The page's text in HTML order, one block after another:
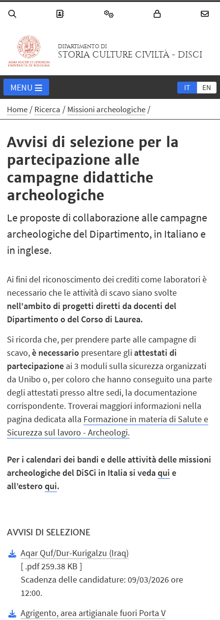
DIPARTIMENTO DI
STORIA CULTURE CIVILTÀ - DISCI
IT EN
MENU
Home Ricerca Missioni archeologiche
Avvisi di selezione per la
partecipazione alle
campagne didattiche
archeologiche
Le proposte di collaborazione alle campagne
archeologiche del Dipartimento, in Italiano e
in inglese.
Ai fini del riconoscimento dei crediti come laboratori è
necessario che le attività di scavo siano svolte
nell'ambito di progetti diretti da docenti del
Dipartimento o del Corso di Laurea.
Si ricorda che, per prendere parte alle campagne di
scavo,è necessario presentare gliattestati di
partecipazione ai 3 moduli sulla sicurezza organizzati
da Unibo o, per coloro che hanno conseguito una parte
degli attestati presso altre sedi, la documentazione
corrispondente. Troverai maggiori informazioni nella
pagina dedicata alla Formazione in materia di Salute e
Sicurezza sul lavoro - Archeologi.
Per i calendari dei bandi e delle attività delle missioni
archeologiche del DiSCi in Italia si vedaqui e
all’esteroqui.
AVVISI DI SELEZIONE
Aqar Quf/Dur-Kurigalzu (Iraq)
[ .pdf 259.38 KB ]
Scadenza delle candidature: 09/03/2026 ore
12:00.
Agrigento, area artigianale fuori Porta V